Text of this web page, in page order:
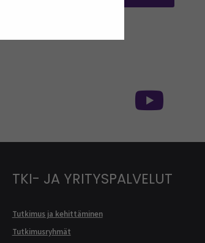
TKI- JA YRITYSPALVELUT
Tutkimus ja kehittäminen
Tutkimusryhmät